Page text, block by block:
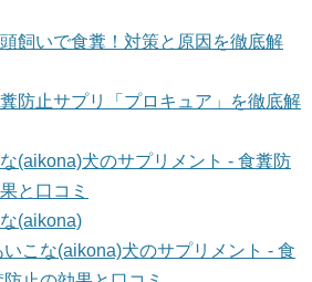
飼いで食糞！対策と原因を徹底解
防止サプリ「プロキュア」を徹底解
(aikona)犬のサプリメント - 食糞防
と口コミ
(aikona)
いこな(aikona)犬のサプリメント - 食